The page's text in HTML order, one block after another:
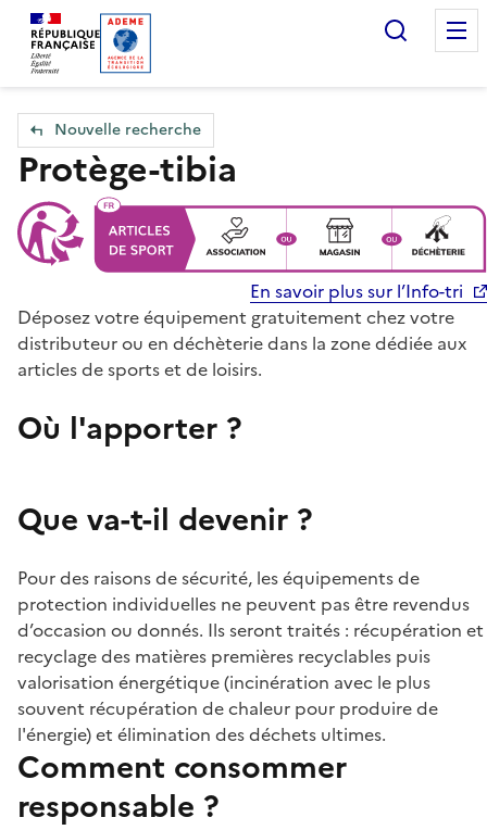
Accueil — Que Faire de mes objets & déchets
Nouvelle recherche
Protège-tibia
En savoir plus sur l’Info-tri
Déposez votre équipement gratuitement chez votre
distributeur ou en déchèterie dans la zone dédiée aux
articles de sports et de loisirs.
Où l'apporter ?
Que va-t-il devenir ?
Pour des raisons de sécurité, les équipements de
protection individuelles ne peuvent pas être revendus
d’occasion ou donnés. Ils seront traités : récupération et
recyclage des matières premières recyclables puis
valorisation énergétique (incinération avec le plus
souvent récupération de chaleur pour produire de
l'énergie) et élimination des déchets ultimes.
Comment consommer
responsable ?